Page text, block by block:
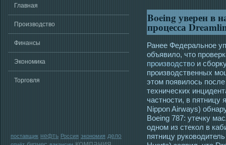
Главная
Производство
Финансы
Экономика
Торговля
поставщик нефть Россия экономия дело
Boeing уверен в
процесса
Ранее Федеральное
объявило, что
производство и
производственных
этом появилось
технических
частности, в пятницу
Nippon Airways)
Boeing 787: утечку
одном из стекол в
пятницу